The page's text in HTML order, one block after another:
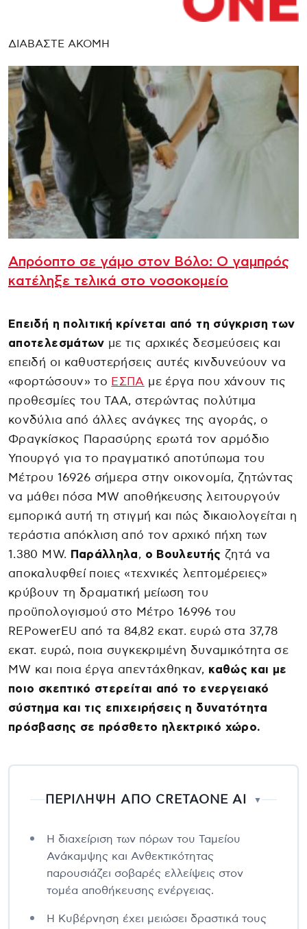
ΔΙΑΒΑΣΤΕ ΑΚΟΜΗ
Απρόοπτο σε γάμο στον Βόλο: Ο γαμπρός
κατέληξε τελικά στο νοσοκομείο
Επειδή η πολιτική κρίνεται από τη σύγκριση των
αποτελεσμάτων με τις αρχικές δεσμεύσεις και
επειδή οι καθυστερήσεις αυτές κινδυνεύουν να
«φορτώσουν» το ΕΣΠΑ με έργα που χάνουν τις
προθεσμίες του ΤΑΑ, στερώντας πολύτιμα
κονδύλια από άλλες ανάγκες της αγοράς, ο
Φραγκίσκος Παρασύρης ερωτά τον αρμόδιο
Υπουργό για το πραγματικό αποτύπωμα του
Μέτρου 16926 σήμερα στην οικονομία, ζητώντας
να μάθει πόσα MW αποθήκευσης λειτουργούν
εμπορικά αυτή τη στιγμή και πώς δικαιολογείται η
τεράστια απόκλιση από τον αρχικό πήχη των
1.380 MW. Παράλληλα, ο Βουλευτής ζητά να
αποκαλυφθεί ποιες «τεχνικές λεπτομέρειες»
κρύβουν τη δραματική μείωση του
προϋπολογισμού στο Μέτρο 16996 του
REPowerEU από τα 84,82 εκατ. ευρώ στα 37,78
εκατ. ευρώ, ποια συγκεκριμένη δυναμικότητα σε
MW και ποια έργα απεντάχθηκαν, καθώς και με
ποιο σκεπτικό στερείται από το ενεργειακό
σύστημα και τις επιχειρήσεις η δυνατότητα
πρόσβασης σε πρόσθετο ηλεκτρικό χώρο.
ΠΕΡΙΛΗΨΗ ΑΠΟ CRETAONE AI ▼
Η διαχείριση των πόρων του Ταμείου
Ανάκαμψης και Ανθεκτικότητας
παρουσιάζει σοβαρές ελλείψεις στον
τομέα αποθήκευσης ενέργειας.
Η Κυβέρνηση έχει μειώσει δραστικά τους